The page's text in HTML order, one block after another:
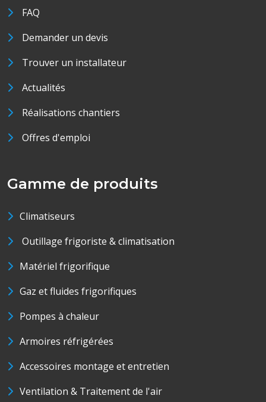
FAQ
Demander un devis
Trouver un installateur
Actualités
Réalisations chantiers
Offres d'emploi
Gamme de produits
Climatiseurs
Outillage frigoriste & climatisation
Matériel frigorifique
Gaz et fluides frigorifiques
Pompes à chaleur
Armoires réfrigérées
Accessoires montage et entretien
Ventilation & Traitement de l'air